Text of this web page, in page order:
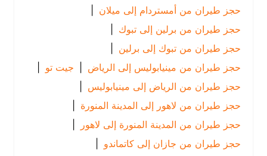
حجز طيران من أمستردام إلى ميلان |
حجز طيران من برلين إلى تبوك
|
حجز طيران من تبوك إلى برلين |
حجز طيران من مينيابوليس إلى الرياض
| جيت تو |
حجز طيران من الرياض إلى مينيابوليس |
حجز طيران من لاهور إلى المدينة المنورة |
حجز طيران من المدينة المنورة إلى لاهور |
حجز طيران من جازان إلى كاتماندو |